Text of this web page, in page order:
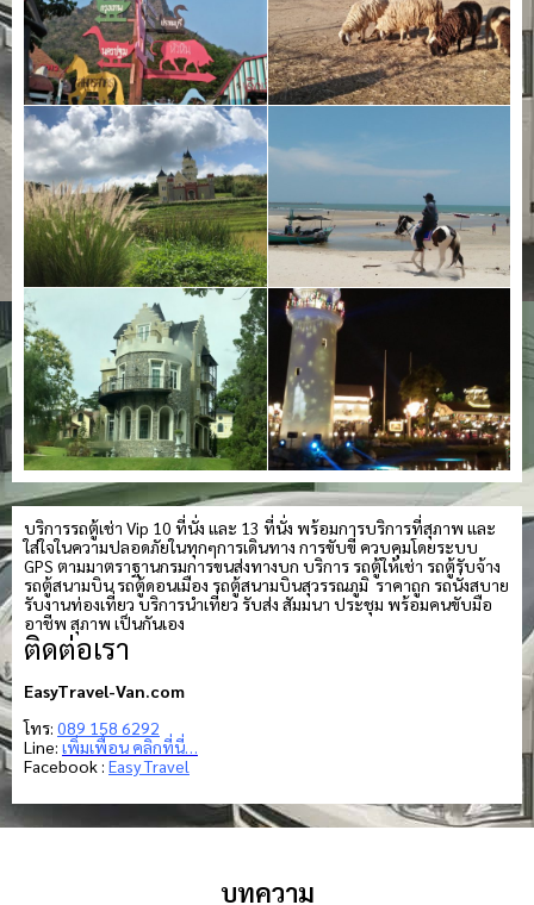
บริการรถตู้เช่า Vip 10 ที่นั่ง และ 13 ที่นั่ง พร้อมการบริการที่สุภาพ และ
ใส่ใจในความปลอดภัยในทุกๆการเดินทาง การขับขี่ ควบคุมโดยระบบ
GPS ตามมาตราฐานกรมการขนส่งทางบก บริการ รถตู้ให้เช่า รถตู้รับจ้าง
รถตู้สนามบิน รถตู้ดอนเมือง รถตู้สนามบินสุวรรณภูมิ ราคาถูก รถนั่งสบาย
รับงานท่องเที่ยว บริการนำเที่ยว รับส่ง สัมมนา ประชุม พร้อมคนขับมือ
อาชีพ สุภาพ เป็นกันเอง
ติดต่อเรา
EasyTravel-Van.com
โทร: 089 158 6292
Line: เพิ่มเพื่อน คลิกที่นี่…
Facebook : Easy Travel
บทความ